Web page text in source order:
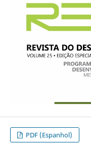
PDF (Espanhol)